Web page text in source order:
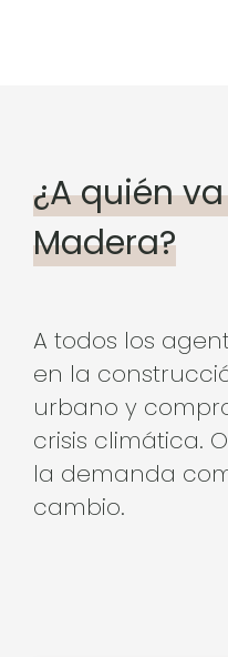
¿A quién
Madera?
A todos los
en la
urbano y
crisis climática.
la demanda
cambio.